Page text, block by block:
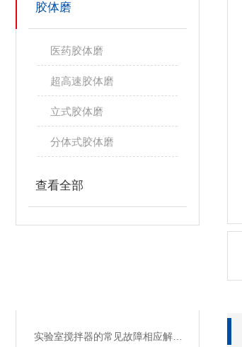
胶体磨
医药胶体磨
超高速胶体磨
立式胶体磨
分体式胶体磨
查看全部